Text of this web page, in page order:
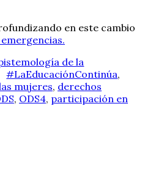
en este cambio
de la
#LaEducaciónContinúa,
mujeres, derechos
, ODS4, participación en